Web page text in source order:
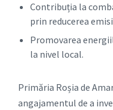
Contribuția la
prin reducerea
Promovarea
la nivel local.
Primăria Roșia de
angajamentul de a